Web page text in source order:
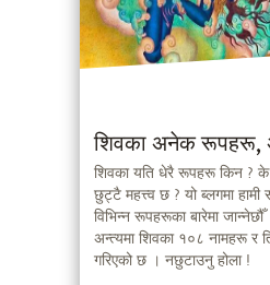
शिवका अनेक रूपहरू,
शिवका यति धेरै रूपहरू किन ?
छुट्टै महत्त्व छ ? यो ब्लगमा हामी
विभिन्न रूपहरूका बारेमा
अन्त्यमा शिवका १०८ नामहरू र
गरिएको छ । नछुटाउनु होला !